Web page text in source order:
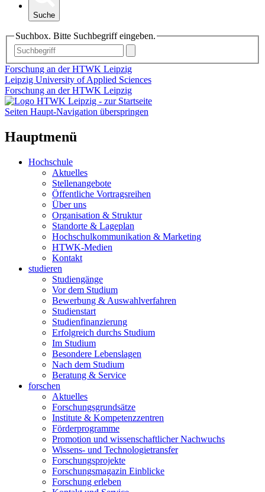
Suche
Suchbox. Bitte Suchbegriff eingeben.
Forschung an der HTWK Leipzig
Leipzig University of Applied Sciences
Forschung an der HTWK Leipzig
Seiten Haupt-Navigation überspringen
Hauptmenü
Hochschule
Aktuelles
Stellenangebote
Öffentliche Vortragsreihen
Über uns
Organisation & Struktur
Standorte & Lageplan
Hochschulkommunikation & Marketing
HTWK-Medien
Kontakt
studieren
Studiengänge
Vor dem Studium
Bewerbung & Auswahlverfahren
Studienstart
Studienfinanzierung
Erfolgreich durchs Studium
Im Studium
Besondere Lebenslagen
Nach dem Studium
Beratung & Service
forschen
Aktuelles
Forschungsgrundsätze
Institute & Kompetenzzentren
Förderprogramme
Promotion und wissenschaftlicher Nachwuchs
Wissens- und Technologietransfer
Forschungsprojekte
Forschungsmagazin Einblicke
Forschung erleben